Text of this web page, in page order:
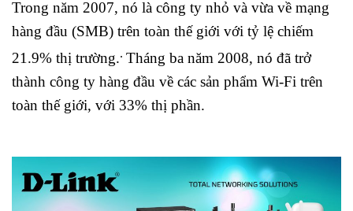
Trong năm 2007, nó là công ty nhỏ và vừa về mạng
hàng đầu (SMB) trên toàn thế giới với tỷ lệ chiếm
21.9% thị trường.. Tháng ba năm 2008, nó đã trở
thành công ty hàng đầu về các sản phẩm Wi-Fi trên
toàn thế giới, với 33% thị phần.